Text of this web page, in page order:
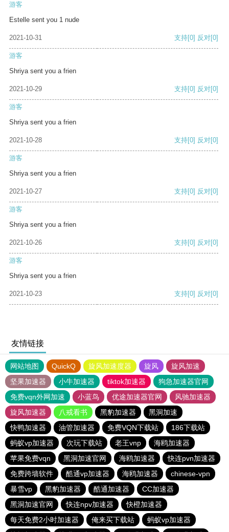
游客
Estelle sent you 1 nude
2021-10-31 支持[0] 反对[0]
游客
Shriya sent you a frien
2021-10-29 支持[0] 反对[0]
游客
Shriya sent you a frien
2021-10-28 支持[0] 反对[0]
游客
Shriya sent you a frien
2021-10-27 支持[0] 反对[0]
游客
Shriya sent you a frien
2021-10-26 支持[0] 反对[0]
游客
Shriya sent you a frien
2021-10-23 支持[0] 反对[0]
友情链接
网站地图 QuickQ 旋风加速度器 旋风
旋风加速
坚果加速器
小牛加速器 tiktok加速器
狗急加速器官网
免费vqn外网加速
小蓝鸟 优途加速器官网
风驰加速器
旋风加速器
八戒看书 黑豹加速器
黑洞加速
快鸭加速器
油管加速器 免费VQN下载站
186下载站
蚂蚁vp加速器
次玩下载站 老王vnp
海鸥加速器
苹果免费vqn
黑洞加速官网 海鸥加速器
快连pvn加速器
免费跨墙软件
酷通vp加速器 海鸥加速器
chinese-vpn
暴雪vp
黑豹加速器 酷通加速器
CC加速器
黑洞加速官网
快连npv加速器
快橙加速器
每天免费2小时加速器
俺来买下载站
蚂蚁vp加速器